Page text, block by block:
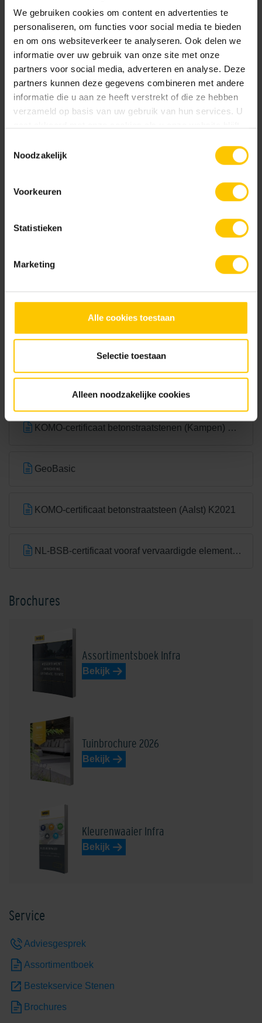
We gebruiken cookies om content en advertenties te
personaliseren, om functies voor social media te bieden
en om ons websiteverkeer te analyseren. Ook delen we
informatie over uw gebruik van onze site met onze
partners voor social media, adverteren en analyse. Deze
partners kunnen deze gegevens combineren met andere
informatie die u aan ze heeft verstrekt of die ze hebben
verzameld op basis van uw gebruik van hun services. U
Noodzakelijk
Voorkeuren
Statistieken
Marketing
Alle cookies toestaan
Selectie toestaan
Alleen noodzakelijke cookies
Hemels Blauw Okergeel
Rood/Zwart genuanceerd
KOMO-certificaat betonstraatstenen (Kampen) K2304
GeoBasic
KOMO-certificaat betonstraatsteen (Aalst) K2021
NL-BSB-certificaat vooraf vervaardigde elementen van beton (Aalst) K20305
Brochures
Assortimentsboek Infra
Bekijk
Tuinbrochure 2026
Bekijk
Kleurenwaaier Infra
Bekijk
Service
Adviesgesprek
Assortimentboek
Bestekservice Stenen
Brochures